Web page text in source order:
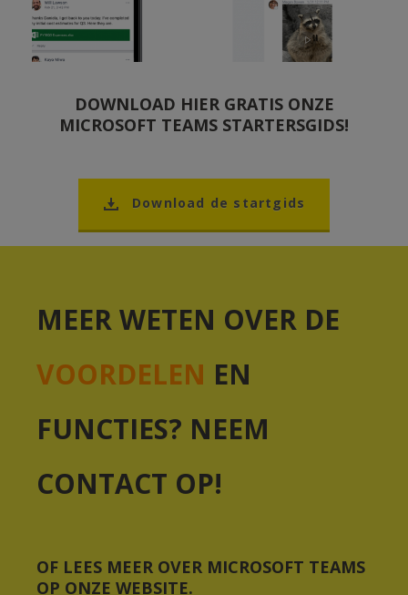
DOWNLOAD HIER GRATIS ONZE
MICROSOFT TEAMS STARTERSGIDS!
Download de startgids
MEER WETEN OVER DE
VOORDELEN EN
FUNCTIES? NEEM
CONTACT OP!
OF LEES MEER OVER MICROSOFT TEAMS
OP ONZE WEBSITE.